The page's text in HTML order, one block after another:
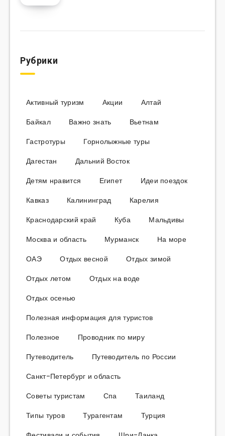
Рубрики
Активный туризм Акции
Алтай
Байкал
Важно знать
Вьетнам
Гастротуры
Горнолыжные туры
Дагестан
Дальний Восток
Детям нравится
Египет
Идеи поездок
Кавказ
Калининград
Карелия
Краснодарский край
Куба
Мальдивы
Москва и область
Мурманск
На море
ОАЭ
Отдых весной
Отдых зимой
Отдых летом
Отдых на воде
Отдых осенью
Полезная информация для туристов
Полезное
Проводник по миру
Путеводитель
Путеводитель по России
Санкт-Петербург и область
Советы туристам
Спа
Таиланд
Типы туров
Турагентам
Турция